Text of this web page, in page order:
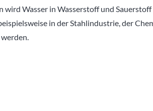
wird Wasser in Wasserstoff und
in der Stahlindustrie, der